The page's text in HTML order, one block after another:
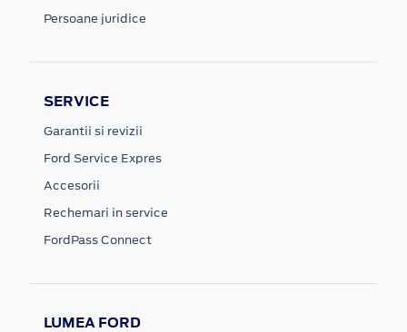
Persoane juridice
SERVICE
Garantii si revizii
Ford Service Expres
Accesorii
Rechemari in service
FordPass Connect
LUMEA FORD